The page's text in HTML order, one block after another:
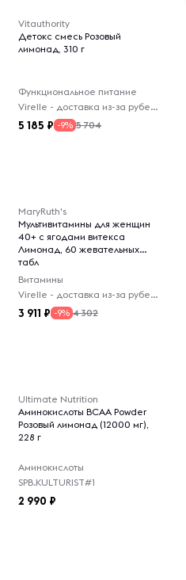
Vitauthority
Детокс смесь Розовый
лимонад, 310 г
Функциональное питание
Virelle - доставка из-за рубежа
5 185 -9% 5 704
MaryRuth's
Мультивитамины для женщин
40+ с ягодами витекса
Лимонад, 60 жевательных
табл
Витамины
Virelle - доставка из-за рубежа
3 911 -9% 4 302
Ultimate Nutrition
Аминокислоты BCAA Powder
Розовый лимонад (12000 мг),
228 г
Аминокислоты
SPB.KULTURIST#1
2 990